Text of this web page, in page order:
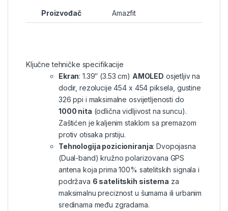
Proizvođač Amazfit
Ključne tehničke specifikacije
Ekran: 1.39″ (3.53 cm) AMOLED osjetljiv na
dodir, rezolucije 454 x 454 piksela, gustine
326 ppi i maksimalne osvijetljenosti do
1000 nita (odlična vidljivost na suncu).
Zaštićen je kaljenim staklom sa premazom
protiv otisaka prstiju.
Tehnologija pozicioniranja: Dvopojasna
(Dual-band) kružno polarizovana GPS
antena koja prima 100% satelitskih signala i
podržava 6 satelitskih sistema za
maksimalnu preciznost u šumama ili urbanim
sredinama među zgradama.